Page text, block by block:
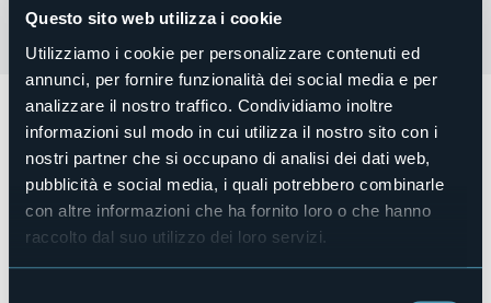
Questo sito web utilizza i cookie
Utilizziamo i cookie per personalizzare contenuti ed
annunci, per fornire funzionalità dei social media e per
analizzare il nostro traffico. Condividiamo inoltre
informazioni sul modo in cui utilizza il nostro sito con i
nostri partner che si occupano di analisi dei dati web,
pubblicità e social media, i quali potrebbero combinarle
con altre informazioni che ha fornito loro o che hanno
raccolto dal suo utilizzo dei loro servizi.
Venerdì' 21 febbraio alle ore 21.00presso il Teatro
"Alveare" si terrà a grande richiesta lo s pettacolo Giulieo e
Rometta.
Organizzatore
Pro loco Valle Divedro
Luogo dell'evento